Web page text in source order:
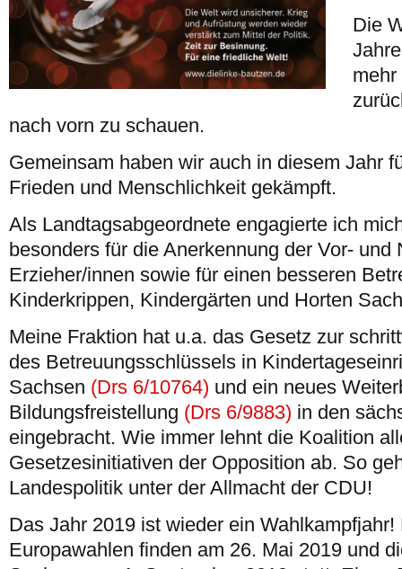
Die
nach vorn zu schauen.
Gemeinsam haben wir auch in diesem Jahr
Frieden und Menschlichkeit gekämpft.
Als Landtagsabgeordnete engagierte ich
besonders für die Anerkennung der Vor- und
Erzieher/innen sowie für einen besseren
Kinderkrippen, Kindergärten und Horten
Meine Fraktion hat u.a. das Gesetz zur
des Betreuungsschlüssels in
Sachsen (Drs 6/10764) und ein neues
Bildungsfreistellung (Drs 6/9883) in den
eingebracht. Wie immer lehnt die Koalition
Gesetzesinitiativen der Opposition ab. So
Landespolitik unter der Allmacht der CDU!
Das Jahr 2019 ist wieder ein
Europawahlen finden am 26. Mai 2019 und